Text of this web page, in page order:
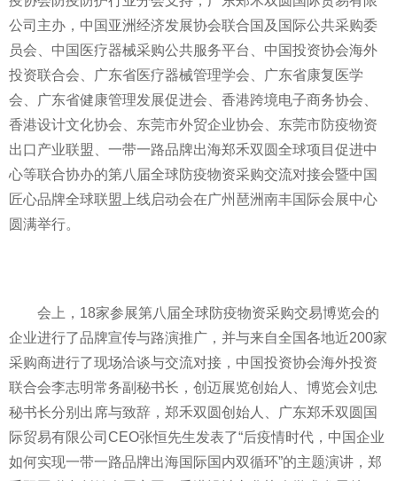
公司主办，中国亚洲经济发展协会联合国及国际公共采购委
员会、中国医疗器械采购公共服务平台、中国投资协会海外
投资联合会、广东省医疗器械管理学会、广东省康复医学
会、广东省健康管理发展促进会、香港跨境电子商务协会、
香港设计文化协会、东莞市外贸企业协会、东莞市防疫物资
出口产业联盟、 一带一路品牌出海郑禾双圆全球项目促进中
心等联合协办的第八届全球防疫物资采购交流对接会暨中国
匠心品牌全球联盟上线启动会在广州琶洲南丰国际会展中心
圆满举行。
会上，18家参展第八届全球防疫物资采购交易博览会的
企业进行了品牌宣传与路演推广，并与来自全国各地近200家
采购商进行了现场洽谈与交流对接，中国投资协会海外投资
联合会李志明常务副秘书长，创迈展览创始人、博览会刘忠
秘书长分别出席与致辞，郑禾双圆创始人、广东郑禾双圆国
际贸易有限公司CEO张恒先生发表了“后疫情时代，中国企业
如何实现一带一路品牌出海国际国内双循环”的主题演讲，郑